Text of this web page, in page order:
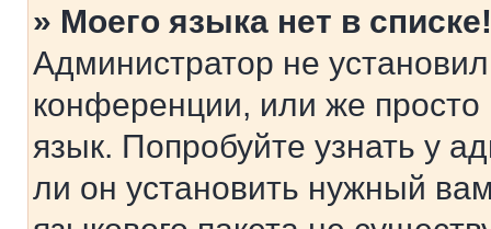
» Моего языка нет в списке!
Администратор не
конференции, или же
язык. Попробуйте узнать у
ли он установить нужный